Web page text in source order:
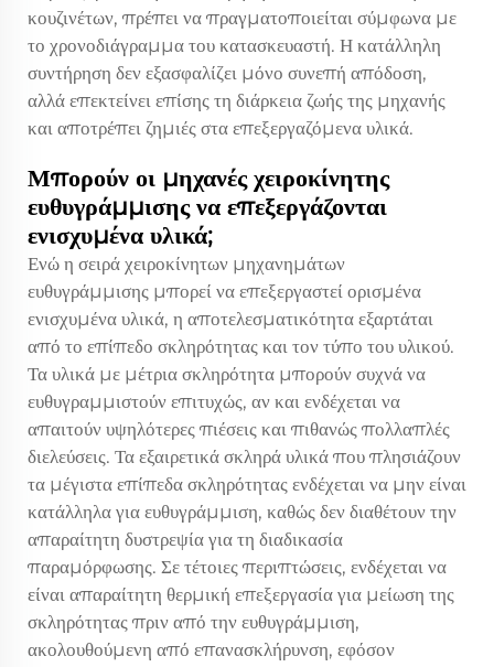
κουζινέτων, πρέπει να πραγματοποιείται σύμφωνα με
το χρονοδιάγραμμα του κατασκευαστή. Η κατάλληλη
συντήρηση δεν εξασφαλίζει μόνο συνεπή απόδοση,
αλλά επεκτείνει επίσης τη διάρκεια ζωής της μηχανής
και αποτρέπει ζημιές στα επεξεργαζόμενα υλικά.
Μπορούν οι μηχανές χειροκίνητης
ευθυγράμμισης να επεξεργάζονται
ενισχυμένα υλικά;
Ενώ η σειρά χειροκίνητων μηχανημάτων
ευθυγράμμισης μπορεί να επεξεργαστεί ορισμένα
ενισχυμένα υλικά, η αποτελεσματικότητα εξαρτάται
από το επίπεδο σκληρότητας και τον τύπο του υλικού.
Τα υλικά με μέτρια σκληρότητα μπορούν συχνά να
ευθυγραμμιστούν επιτυχώς, αν και ενδέχεται να
απαιτούν υψηλότερες πιέσεις και πιθανώς πολλαπλές
διελεύσεις. Τα εξαιρετικά σκληρά υλικά που πλησιάζουν
τα μέγιστα επίπεδα σκληρότητας ενδέχεται να μην είναι
κατάλληλα για ευθυγράμμιση, καθώς δεν διαθέτουν την
απαραίτητη δυστρεψία για τη διαδικασία
παραμόρφωσης. Σε τέτοιες περιπτώσεις, ενδέχεται να
είναι απαραίτητη θερμική επεξεργασία για μείωση της
σκληρότητας πριν από την ευθυγράμμιση,
ακολουθούμενη από επανασκλήρυνση, εφόσον